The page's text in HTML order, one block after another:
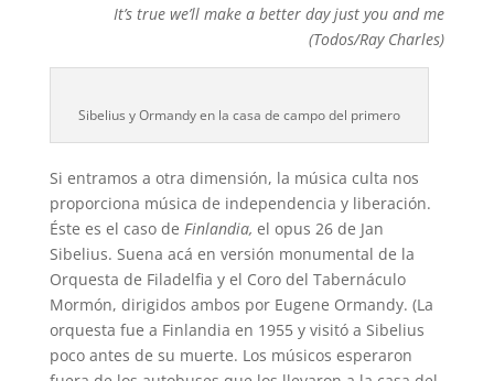
It’s true we’ll make a better day just you and me
(Todos/Ray Charles)
Sibelius y Ormandy en la casa de campo del primero
Si entramos a otra dimensión, la música culta nos
proporciona música de independencia y liberación.
Éste es el caso de Finlandia, el opus 26 de Jan
Sibelius. Suena acá en versión monumental de la
Orquesta de Filadelfia y el Coro del Tabernáculo
Mormón, dirigidos ambos por Eugene Ormandy. (La
orquesta fue a Finlandia en 1955 y visitó a Sibelius
poco antes de su muerte. Los músicos esperaron